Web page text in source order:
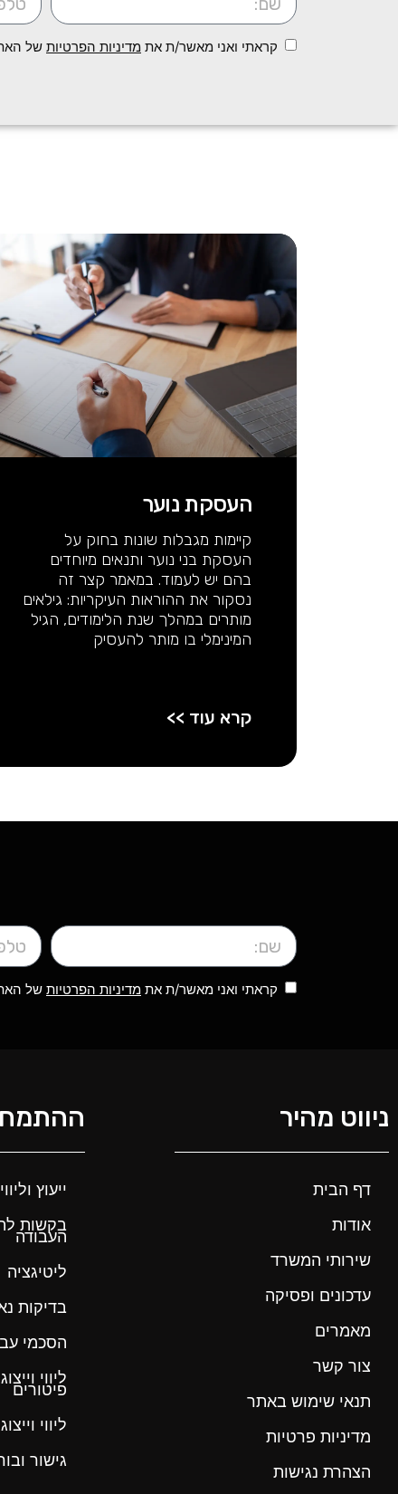
קראתי ואני מאשר/ת את מדיניות הפרטיות של
העסקת נוער
קיימות מגבלות שונות בחוק על
העסקת בני נוער ותנאים מיוחדים
בהם יש לעמוד. במאמר קצר זה
נסקור את ההוראות העיקריות: גילאים
מותרים במהלך שנת הלימודים, הגיל
המינימלי בו מותר להעסיק
קרא עוד >>
קראתי ואני מאשר/ת את מדיניות הפרטיות של
ניווט מהיר
דף הבית
אודות
שירותי המשרד
עדכונים ופסיקה
מאמרים
צור קשר
תנאי שימוש באתר
מדיניות פרטיות
הצהרת נגישות
ייעוץ
בקשות
העבודה
ליטיגציה
בדיקות
הסכמי
ליווי
פיטורים
ליווי
גישור